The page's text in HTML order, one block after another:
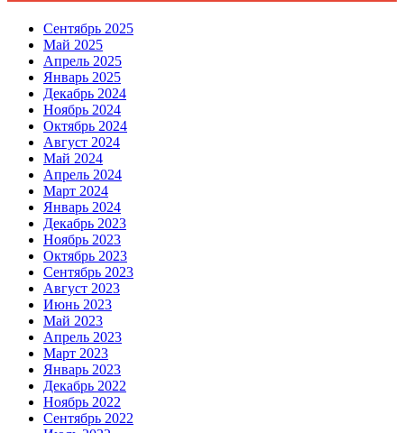
Сентябрь 2025
Май 2025
Апрель 2025
Январь 2025
Декабрь 2024
Ноябрь 2024
Октябрь 2024
Август 2024
Май 2024
Апрель 2024
Март 2024
Январь 2024
Декабрь 2023
Ноябрь 2023
Октябрь 2023
Сентябрь 2023
Август 2023
Июнь 2023
Май 2023
Апрель 2023
Март 2023
Январь 2023
Декабрь 2022
Ноябрь 2022
Сентябрь 2022